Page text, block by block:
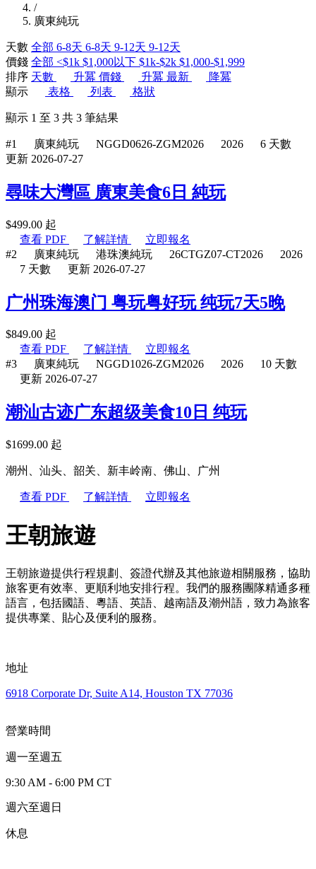
/
廣東純玩
天數 全部 6-8天 6-8天 9-12天 9-12天
價錢 全部 <$1k $1,000以下 $1k-$2k $1,000-$1,999
排序 天數 升冪 價錢 升冪 最新
降冪
顯示
表格 列表 格狀
顯示 1 至 3 共 3 筆結果
#1 廣東純玩 NGGD0626-ZGM2026 2026
6 天數
更新 2026-07-27
尋味大灣區 廣東美食6日 純玩
$499.00 起
查看 PDF
了解詳情
立即報名
#2
廣東純玩 港珠澳純玩 26CTGZ07-CT2026
2026
7 天數
更新 2026-07-27
广州珠海澳门 粤玩粤好玩 纯玩7天5晚
$849.00 起
查看 PDF
了解詳情
立即報名
#3
廣東純玩 NGGD1026-ZGM2026 2026
10 天數
更新 2026-07-27
潮汕古迹广东超级美食10日 纯玩
$1699.00 起
潮州、汕头、韶关、新丰岭南、佛山、广州
查看 PDF 了解詳情 立即報名
王朝旅遊
王朝旅遊提供行程規劃、簽證代辦及其他旅遊相關服務，協助
旅客更有效率、更順利地安排行程。我們的服務團隊精通多種
語言，包括國語、粵語、英語、越南語及潮州語，致力為旅客
提供專業、貼心及便利的服務。
地址
6918 Corporate Dr, Suite A14, Houston TX 77036
營業時間
週一至週五
9:30 AM - 6:00 PM CT
週六至週日
休息